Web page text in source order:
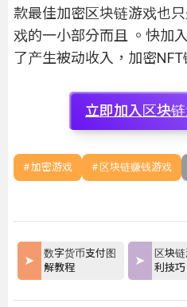
款最佳加密区块链游戏也
戏的一小部分而且 。快加
了产生被动收入，加密NFT
立即加入区块
加密游戏 区块链赚钱游戏
数字货币支付图
解教程
区块
利技巧